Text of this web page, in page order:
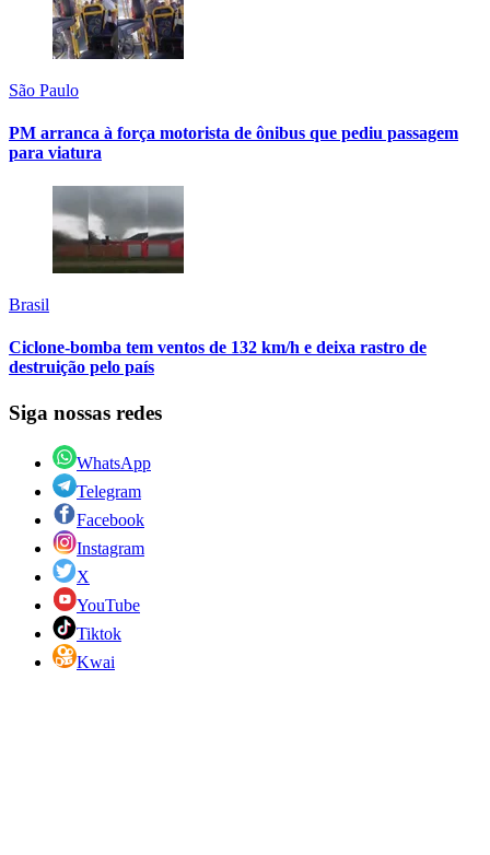
São Paulo
PM arranca à força motorista de ônibus que pediu passagem
para viatura
Brasil
Ciclone-bomba tem ventos de 132 km/h e deixa rastro de
destruição pelo país
Siga nossas redes
WhatsApp
Telegram
Facebook
Instagram
X
YouTube
Tiktok
Kwai